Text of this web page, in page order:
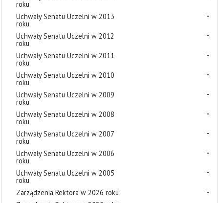
roku
Uchwały Senatu Uczelni w 2013
roku
Uchwały Senatu Uczelni w 2012
roku
Uchwały Senatu Uczelni w 2011
roku
Uchwały Senatu Uczelni w 2010
roku
Uchwały Senatu Uczelni w 2009
roku
Uchwały Senatu Uczelni w 2008
roku
Uchwały Senatu Uczelni w 2007
roku
Uchwały Senatu Uczelni w 2006
roku
Uchwały Senatu Uczelni w 2005
roku
Zarządzenia Rektora w 2026 roku